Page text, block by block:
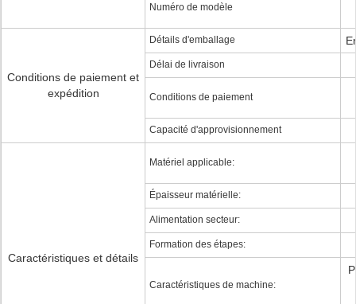
Numéro de modèle
Conditions de paiement et
expédition
Détails d'emballage
Délai de livraison
Conditions de paiement
Capacité d'approvisionnement
Caractéristiques et détails
Matériel applicable:
Épaisseur matérielle:
Alimentation secteur:
Formation des étapes:
Caractéristiques de machine: